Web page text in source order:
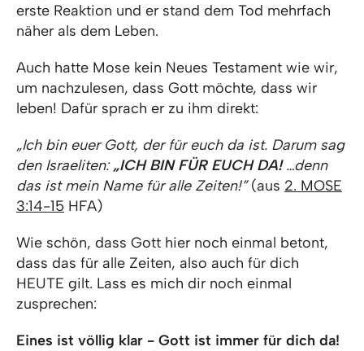
erste Reaktion und er stand dem Tod mehrfach
näher als dem Leben.
Auch hatte Mose kein Neues Testament wie wir,
um nachzulesen, dass Gott möchte, dass wir
leben! Dafür sprach er zu ihm direkt:
„Ich bin euer Gott, der für euch da ist. Darum sag
den Israeliten:„ICH BIN FÜR EUCH DA!…denn
das ist mein Name für alle Zeiten!”(aus 2. MOSE
3:14-15 HFA)
Wie schön, dass Gott hier noch einmal betont,
dass das für alle Zeiten, also auch für dich
HEUTE gilt. Lass es mich dir noch einmal
zusprechen:
Eines ist völlig klar - Gott ist immer für dich da!